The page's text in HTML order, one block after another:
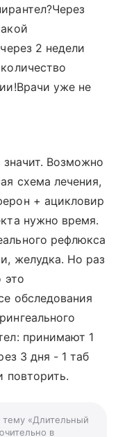
2 недели
уже не
Возможно
схема лечения,
+ ацикловир
нужно время.
рефлюкса
желудка. Но раз
это
обследования
принимают 1
3 дня - 1 таб
повторить.
тему «Длительный
в